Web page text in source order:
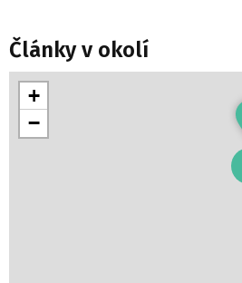
Články v okolí
+
−